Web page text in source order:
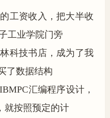
工资收入，把大半收
工业学院门旁
科技书店，成为了我
了数据结构
汇编程序设计，
按照预定的计